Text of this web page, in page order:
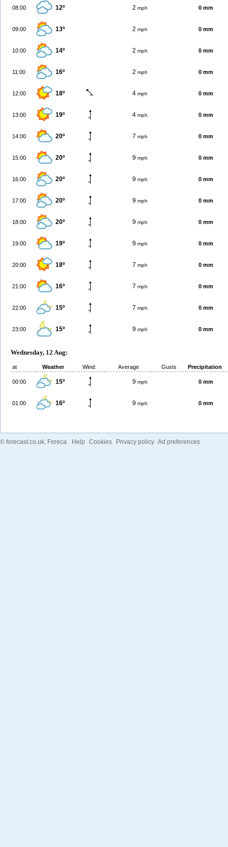
08:00 12º 2 mph 0 mm
09:00 13º 2 mph 0 mm
10:00 14º 2 mph 0 mm
11:00 16º 2 mph 0 mm
12:00 18º 4 mph 0 mm
13:00 19º 4 mph 0 mm
14:00 20º 7 mph 0 mm
15:00 20º 9 mph 0 mm
16:00 20º 9 mph 0 mm
17:00 20º 9 mph 0 mm
18:00 20º 9 mph 0 mm
19:00 19º 9 mph 0 mm
20:00 18º 7 mph 0 mm
21:00 16º 7 mph 0 mm
22:00 15º 7 mph 0 mm
23:00 15º 9 mph 0 mm
Wednesday, 12 Aug:
at Weather Wind: Average Gusts Precipitation
00:00 15º 9 mph 0 mm
01:00 16º 9 mph 0 mm
© forecast.co.uk , Foreca Help Cookies Privacy policy Ad preferences